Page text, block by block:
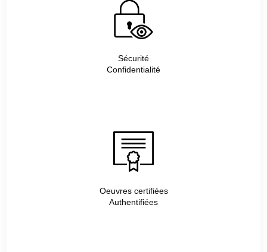
Sécurité
Confidentialité
Oeuvres certifiées
Authentifiées